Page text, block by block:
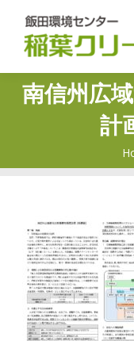
南信州広
計